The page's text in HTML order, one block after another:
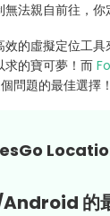
法親自前往，你
的虛擬定位工
求的寶可夢！而
問題的最佳選擇！
的